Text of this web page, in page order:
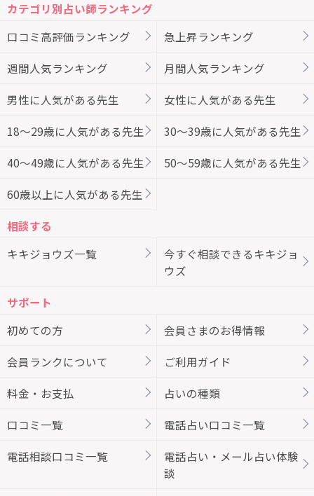
カテゴリ別占い師ランキング
口コミ高評価ランキング
急上昇ランキング
週間人気ランキング 月間人気ランキング
男性に人気がある先生 女性に人気がある先生
18～29歳に人気がある先生 30～39歳に人気がある先生
40～49歳に人気がある先生 50～59歳に人気がある先生
60歳以上に人気がある先生
相談する
キキジョウズ一覧
今すぐ相談できるキキジョ
ウズ
サポート
初めての方
会員さまのお得情報
会員ランクについて ご利用ガイド
料金・お支払 占いの種類
口コミ一覧 電話占い口コミ一覧
電話相談口コミ一覧
電話占い・メール占い体験
談